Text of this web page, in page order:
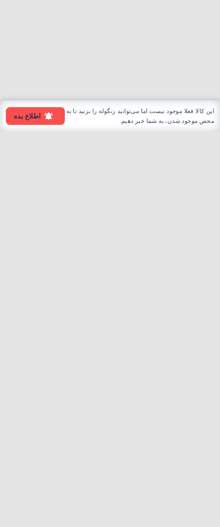
این کالا فعلا موجود نیست اما می‌توانید زنگوله را بزنید تا به
محض موجود شدن، به شما خبر دهیم.
اطلاع بده